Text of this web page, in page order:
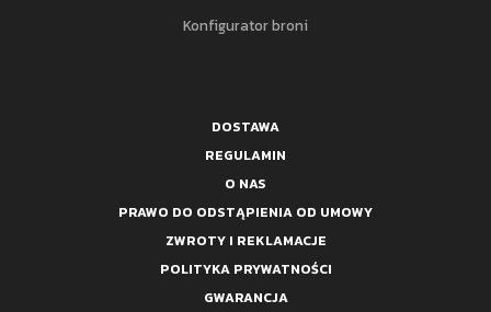
Konfigurator broni
DOSTAWA
REGULAMIN
O NAS
PRAWO DO ODSTĄPIENIA OD UMOWY
ZWROTY I REKLAMACJE
POLITYKA PRYWATNOŚCI
GWARANCJA